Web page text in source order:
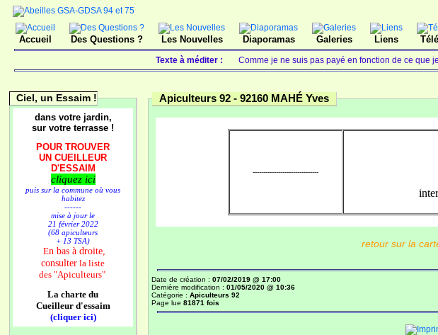
Accueil Des Questions ? Les Nouvelles Diaporamas Galeries Liens
Texte à méditer : Comme je ne suis pas payé en fonction de ce que
Ciel, un Essaim !
dans votre jardin,
sur votre terrasse !
POUR TROUVER
UN CUEILLEUR
D'ESSAIM
cliquez ici
puis sur la commune où vous
habitez
------
mise à jour le
21 février 2022
(68 apiculteurs
+ 13 TSA)
En bas à droite,
consulter la liste
des "Apiculteurs"
La charte du
Cueilleur d'essaim
(cliquer ici)
Apiculteurs 92 - 92160 MAHÉ Yves
-------------------------------
retour sur la
Date de création : 07/02/2019 @ 17:00
Dernière modification : 01/05/2020 @ 10:36
Catégorie : Apiculteurs 92
Page lue 81871 fois